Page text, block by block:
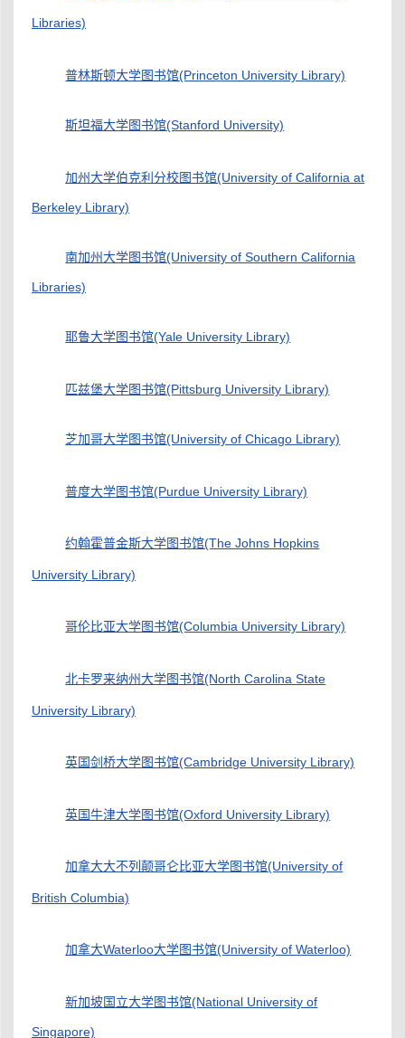
Libraries)
普林斯顿大学图书馆(Princeton University Library)
斯坦福大学图书馆(Stanford University)
加州大学伯克利分校图书馆(University of California at
Berkeley Library)
南加州大学图书馆(University of Southern California
Libraries)
耶鲁大学图书馆(Yale University Library)
匹兹堡大学图书馆(Pittsburg University Library)
芝加哥大学图书馆(University of Chicago Library)
普度大学图书馆(Purdue University Library)
约翰霍普金斯大学图书馆(The Johns Hopkins
University Library)
哥伦比亚大学图书馆(Columbia University Library)
北卡罗来纳州大学图书馆(North Carolina State
University Library)
英国剑桥大学图书馆(Cambridge University Library)
英国牛津大学图书馆(Oxford University Library)
加拿大大不列颠哥仑比亚大学图书馆(University of
British Columbia)
加拿大Waterloo大学图书馆(University of Waterloo)
新加坡国立大学图书馆(National University of
Singapore)